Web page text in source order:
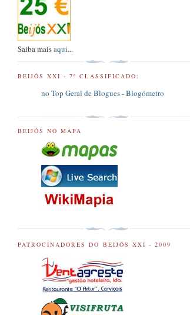
Saiba maisaqui...
BEIJÓS XXI - 7º CLASSIFICADO:
no Top Geral de Blogues - Blogómetro
BEIJÓS NO MAPA
PATROCINADORES DO BEIJÓS XXI - 2009